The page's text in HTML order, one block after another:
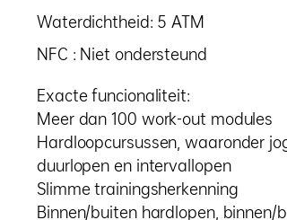
Waterdichtheid: 5 ATM
NFC : Niet ondersteund
Exacte funcionaliteit:
Meer dan 100 work-out modules
Hardloopcursussen, waaronder
duurlopen en intervallopen
Slimme trainingsherkenning
Binnen/buiten hardlopen,